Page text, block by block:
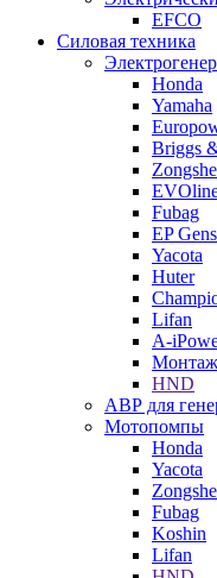
EFCO
Силовая техника
Honda
Yamaha
Briggs
Fubag
EP
Yacota
Huter
Lifan
A-
Монтаж
HND
АВР для
Мотопомпы
Honda
Yacota
Fubag
Koshin
Lifan